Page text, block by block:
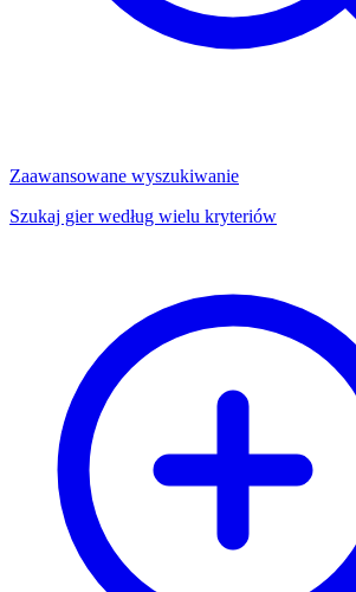
Zaawansowane wyszukiwanie
Szukaj gier według wielu kryteriów